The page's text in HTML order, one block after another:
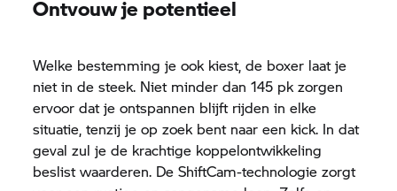
Ontvouw je potentieel
Welke bestemming je ook kiest, de boxer laat je
niet in de steek. Niet minder dan 145 pk zorgen
ervoor dat je ontspannen blijft rijden in elke
situatie, tenzij je op zoek bent naar een kick. In dat
geval zul je de krachtige koppelontwikkeling
beslist waarderen. De ShiftCam-technologie zorgt